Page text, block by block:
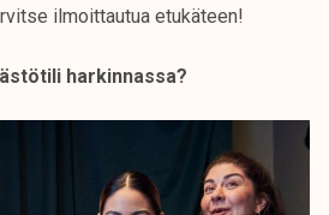
ilmoittautua etukäteen!
harkinnassa?